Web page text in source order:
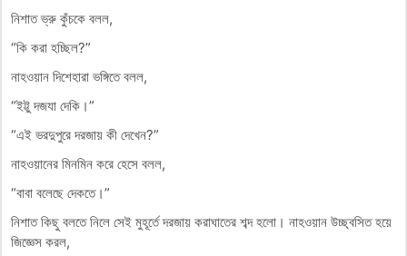
নিশাত ভ্রু কুঁচকে বলল,
“কি করা হচ্ছিল?”
নাহওয়ান দিশেহারা ভঙ্গিতে বলল,
“ইট্টু দজযা দেকি।”
“এই ভরদুপুরে দরজায় কী দেখেন?”
নাহওয়ানের মিনমিন করে হেসে বলল,
“বাবা বলেছে দেকতে।”
নিশাত কিছু বলতে নিলে সেই মুহূর্তে দরজায় করাঘাতের শব্দ হলো। নাহওয়ান উচ্ছ্বসিত হয়ে
জিজ্ঞেস করল,